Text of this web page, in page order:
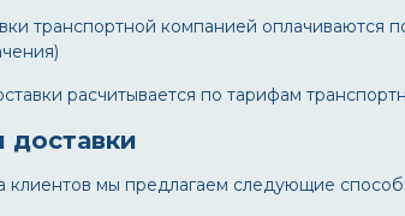
транспортной компанией оплачиваются
расчитывается по тарифам
клиентов мы предлагаем следующие